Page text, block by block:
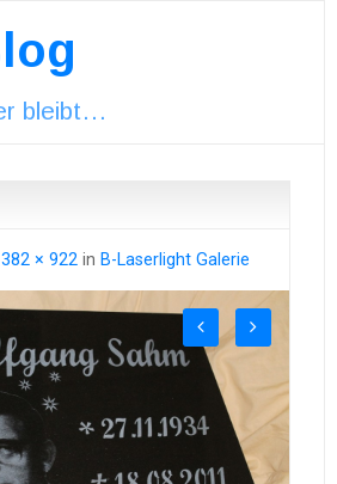
bleibt…
× 922in B-Laserlight Galerie